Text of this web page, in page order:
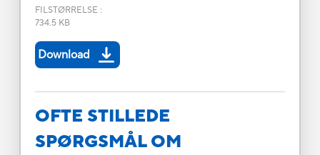
FILSTØRRELSE :
734.5 KB
Download
OFTE STILLEDE
SPØRGSMÅL OM